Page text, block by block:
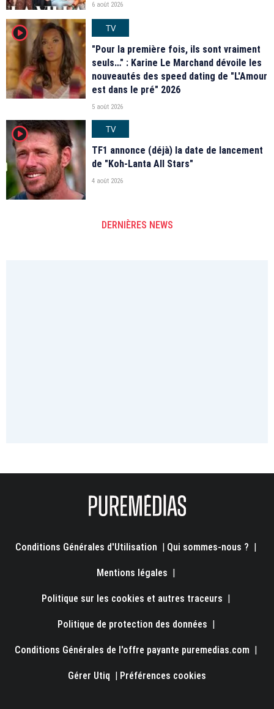
6 août 2026
player2
TV
"Pour la première fois, ils sont vraiment
seuls…" : Karine Le Marchand dévoile les
nouveautés des speed dating de "L'Amour
est dans le pré" 2026
5 août 2026
player2
TV
TF1 annonce (déjà) la date de lancement
de "Koh-Lanta All Stars"
4 août 2026
DERNIÈRES NEWS
Conditions Générales d'Utilisation Qui sommes-nous ?
Mentions légales
Politique sur les cookies et autres traceurs
Politique de protection des données
Conditions Générales de l'offre payante puremedias.com
Gérer Utiq Préférences cookies